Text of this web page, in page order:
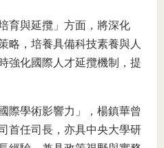
育與延攬」方面，將深化
略，培養具備科技素養與人
強化國際人才延攬機制，提
際學術影響力」，楊鎮華曾
首任司長，亦具中央大學研